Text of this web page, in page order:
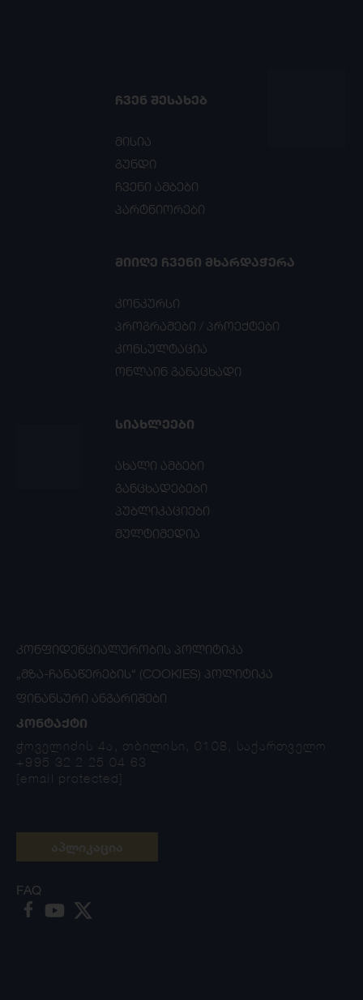
ᲩᲕᲔᲜ ᲨᲔᲡᲐᲮᲔᲑ
მისია
გუნდი
ჩვენი ამბები
პარტნიორები
ᲛᲘᲘᲦᲔ ᲩᲕᲔᲜᲘ ᲛᲮᲐᲠᲓᲐᲭᲔᲠᲐ
კონკურსი
პროგრამები / პროექტები
კონსულტაცია
ონლაინ განაცხადი
ᲡᲘᲐᲮᲚᲔᲔᲑᲘ
ახალი ამბები
განცხადებები
პუბლიკაციები
მულტიმედია
ᲙᲝᲜᲤᲘᲓᲔᲜᲪᲘᲐᲚᲣᲠᲝᲑᲘᲡ ᲞᲝᲚᲘᲢᲘᲙᲐ
„ᲛᲖᲐ-ᲩᲐᲜᲐᲬᲔᲠᲔᲑᲘᲡ“ (COOKIES) ᲞᲝᲚᲘᲢᲘᲙᲐ
ᲤᲘᲜᲐᲜᲡᲣᲠᲘ ᲐᲜᲒᲐᲠᲘᲨᲔᲑᲘ
ᲙᲝᲜᲢᲐᲥᲢᲘ
ჭოველიძის 4ა, თბილისი, 0108, საქართველო
+995 32 2 25 04 63
[email protected]
FAQ